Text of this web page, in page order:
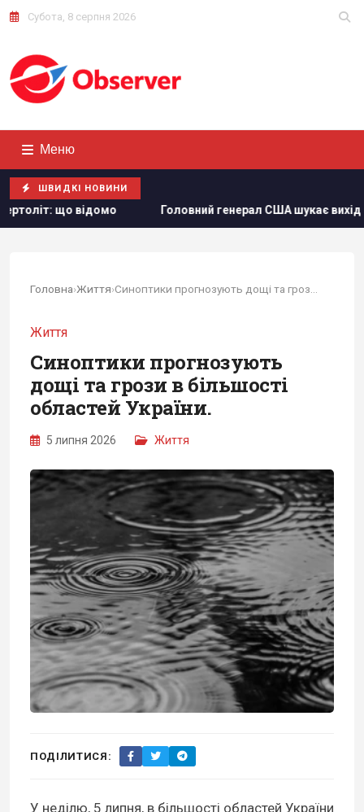
Субота, 8 серпня 2026
Меню
ШВИДКІ НОВИНИ
Головний генерал США шукає вихід з війни в Ірані, щоб
Головна›Життя›
Життя
Синоптики прогнозують
дощі та грози в більшості
областей України.
5 липня 2026 Життя
ПОДІЛИТИСЯ:
У неділю, 5 липня, в більшості областей України